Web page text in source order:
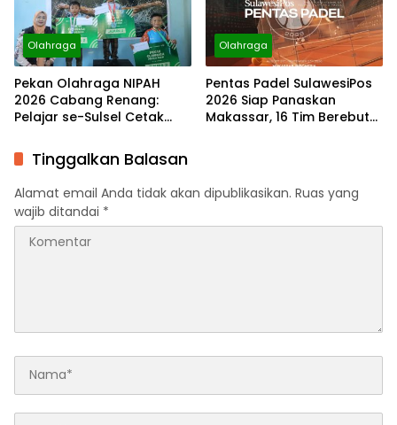
Olahraga
Pekan Olahraga NIPAH
2026 Cabang Renang:
Pelajar se-Sulsel Cetak
Olahraga
Pentas Padel SulawesiPos
2026 Siap Panaskan
Makassar, 16 Tim Berebut
Tinggalkan Balasan
Alamat email Anda tidak akan dipublikasikan. Ruas yang
wajib ditandai *